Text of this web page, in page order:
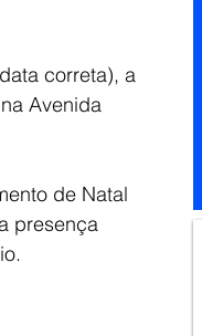
correta), a
Avenida
de Natal
presença